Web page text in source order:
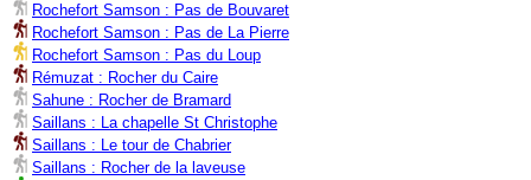
Rochefort Samson : Pas de Bouvaret
Rochefort Samson : Pas de La Pierre
Rochefort Samson : Pas du Loup
Rémuzat : Rocher du Caire
Sahune : Rocher de Bramard
Saillans : La chapelle St Christophe
Saillans : Le tour de Chabrier
Saillans : Rocher de la laveuse